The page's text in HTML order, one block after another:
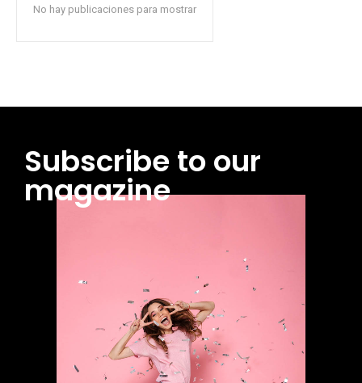
No hay publicaciones para mostrar
Subscribe to our
magazine